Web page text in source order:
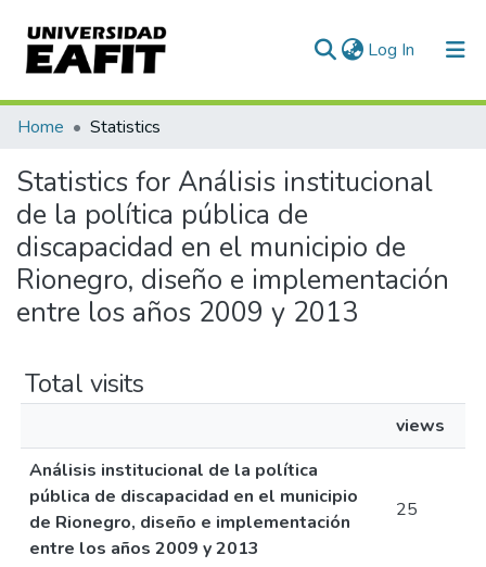
Log In (current)
Communities & Collections
All of DSpace
Home Statistics
Statistics for Análisis institucional
de la política pública de
discapacidad en el municipio de
Rionegro, diseño e implementación
entre los años 2009 y 2013
Total visits
views
Análisis institucional de la política
pública de discapacidad en el municipio
de Rionegro, diseño e implementación
entre los años 2009 y 2013
25